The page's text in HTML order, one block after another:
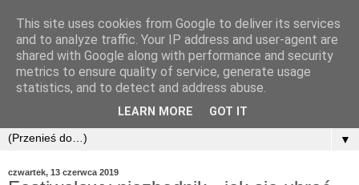
▼
czwartek, 13 czerwca 2019
This site uses cookies from Google to deliver its services
and to analyze traffic. Your IP address and user-agent are
shared with Google along with performance and security
metrics to ensure quality of service, generate usage
statistics, and to detect and address abuse.
LEARN MORE GOT IT